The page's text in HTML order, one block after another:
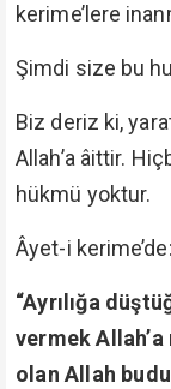
kerime’lere
Şimdi size bu
Biz deriz ki,
Allah’a âittir.
hükmü yoktur.
Âyet-i kerime’de:
“Ayrılığa
vermek
olan Allah